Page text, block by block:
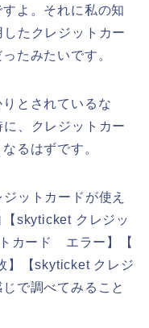
よ。それに私の知
たクレジットカー
たみたいです。
とされているな
、クレジットカー
るはずです。
ットカードが使え
skyticket クレジッ
カード エラー】【
【skyticket クレジ
で調べてみること